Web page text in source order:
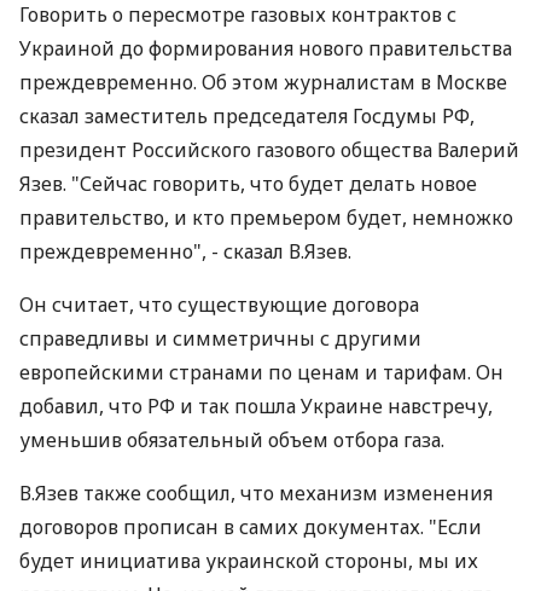
Говорить о пересмотре газовых контрактов с
Украиной до формирования нового правительства
преждевременно. Об этом журналистам в Москве
сказал заместитель председателя Госдумы РФ,
президент Российского газового общества Валерий
Язев. "Сейчас говорить, что будет делать новое
правительство, и кто премьером будет, немножко
преждевременно", - сказал В.Язев.
Он считает, что существующие договора
справедливы и симметричны с другими
европейскими странами по ценам и тарифам. Он
добавил, что РФ и так пошла Украине навстречу,
уменьшив обязательный объем отбора газа.
В.Язев также сообщил, что механизм изменения
договоров прописан в самих документах. "Если
будет инициатива украинской стороны, мы их